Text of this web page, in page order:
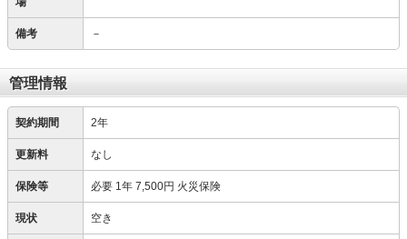
備考 －
管理情報
契約期間 2年
更新料 なし
保険等 必要 1年 7,500円 火災保険
現状 空き